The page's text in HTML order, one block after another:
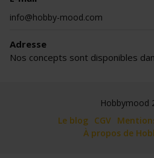
info@hobby-mood.com
Adresse
Nos concepts sont disponibles
Hobbymood
Le blog
CGV
À propos de